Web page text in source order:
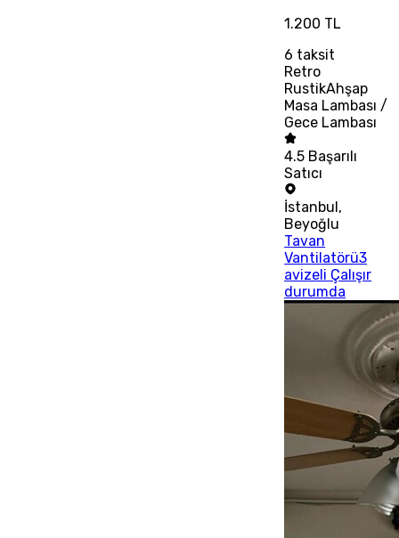
1.200 TL
6 taksit
Retro
RustikAhşap
Masa Lambası /
Gece Lambası
4.5 Başarılı
Satıcı
İstanbul,
Beyoğlu
Tavan
Vantilatörü3
avizeli Çalışır
durumda